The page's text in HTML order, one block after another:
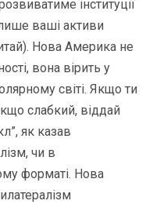
інституції
ваші активи
Нова Америка не
вона вірить у
світі. Якщо ти
слабкий, віддай
як казав
чи в
форматі. Нова